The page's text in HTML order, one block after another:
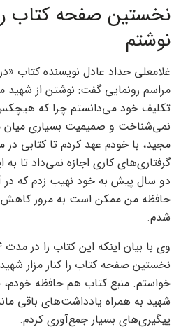
نخستین صفحه کتاب را
نوشتم
غلامعلی حداد عادل نویسنده کتاب
مراسم رونمایی گفت: نوشتن از شهید
تکلیف خود می‌دانستم چرا که هیچکس
نمی‌شناخت و صمیمیت بسیاری میان
مجید، با خودم عهد کردم تا کتابی در
گرفتاری‌های کاری اجازه نمی‌داد تا به
حافظه من ممکن است به مرور کاهش
شدم.
نخستین صفحه کتاب را کنار مزار
خواستم. منبع کتاب هم حافظه
شهید به همراه یادداشت‌های باقی
پیگیری‌های بسیار جمع‌آوری کردم.